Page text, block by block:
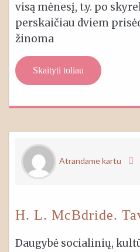
visą mėnesį, t.y. po
perskaičiau dviem
žinoma
Skaityti toliau
Atrandame kartu
H. L. McBdride.
Daugybė socialinių,